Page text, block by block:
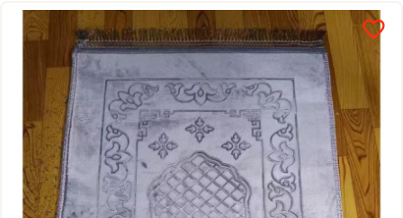
favorite_border